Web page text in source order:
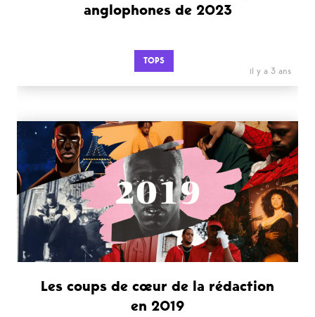
anglophones de 2023
TOPS
il y a 3 ans
Les coups de cœur de la rédaction
en 2019